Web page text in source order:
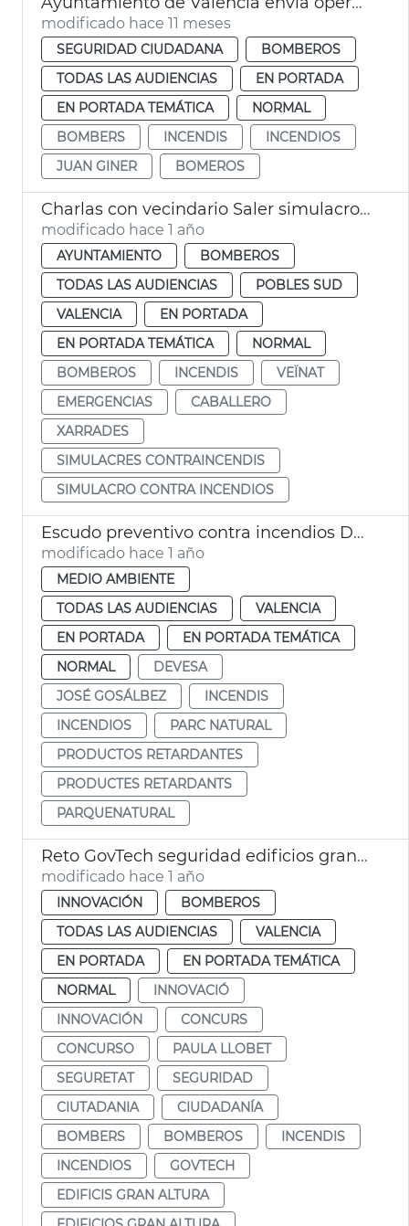
modificado hace 11 meses
SEGURIDAD CIUDADANA
BOMBEROS
TODAS LAS AUDIENCIAS
EN PORTADA
EN PORTADA TEMÁTICA
NORMAL
BOMBERS
INCENDIS
INCENDIOS
JUAN GINER
BOMEROS
Charlas con vecindario Saler simulacros contra incendis
modificado hace 1 año
AYUNTAMIENTO
BOMBEROS
TODAS LAS AUDIENCIAS
POBLES SUD
VALENCIA
EN PORTADA
EN PORTADA TEMÁTICA
NORMAL
BOMBEROS
INCENDIS
VEÏNAT
EMERGENCIAS
CABALLERO
XARRADES
SIMULACRES CONTRAINCENDIS
SIMULACRO CONTRA INCENDIOS
Escudo preventivo contra incendios Devesa
modificado hace 1 año
MEDIO AMBIENTE
TODAS LAS AUDIENCIAS
VALENCIA
EN PORTADA
EN PORTADA TEMÁTICA
NORMAL
DEVESA
JOSÉ GOSÁLBEZ
INCENDIS
INCENDIOS
PARC NATURAL
PRODUCTOS RETARDANTES
PRODUCTES RETARDANTS
PARQUENATURAL
Reto GovTech seguridad edificios gran altura
modificado hace 1 año
INNOVACIÓN
BOMBEROS
TODAS LAS AUDIENCIAS
VALENCIA
EN PORTADA
EN PORTADA TEMÁTICA
NORMAL
INNOVACIÓ
INNOVACIÓN
CONCURS
CONCURSO
PAULA LLOBET
SEGURETAT
SEGURIDAD
CIUTADANIA
CIUDADANÍA
BOMBERS
BOMBEROS
INCENDIS
INCENDIOS
GOVTECH
EDIFICIS GRAN ALTURA